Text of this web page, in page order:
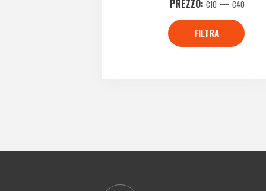
FILTRA
PREZZO: €10 — €40